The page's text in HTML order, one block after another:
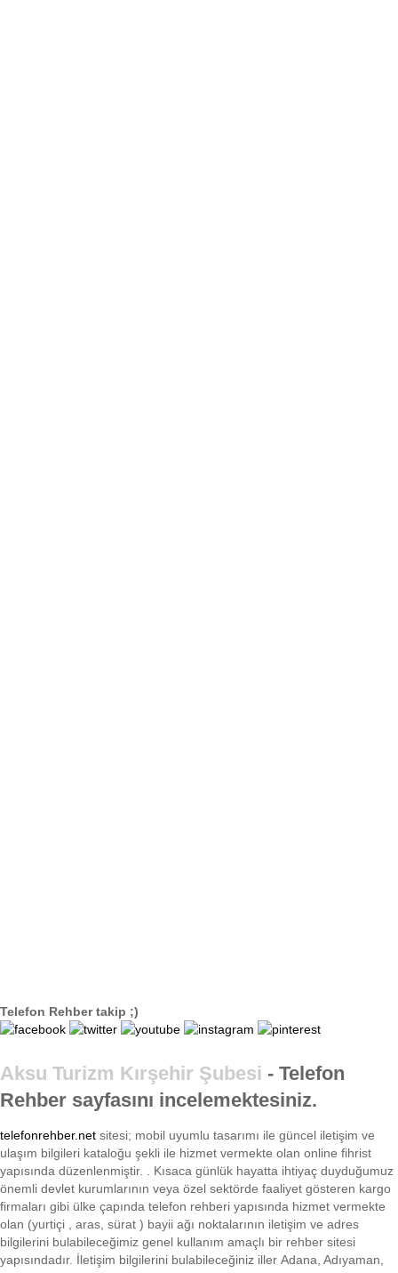
Telefon Rehber takip ;)
Aksu Turizm Kırşehir Şubesi - Telefon
Rehber sayfasını incelemektesiniz.
telefonrehber.net sitesi; mobil uyumlu tasarımı ile güncel iletişim ve
ulaşım bilgileri kataloğu şekli ile hizmet vermekte olan online fihrist
yapısında düzenlenmiştir. . Kısaca günlük hayatta ihtiyaç duyduğumuz
önemli devlet kurumlarının veya özel sektörde faaliyet gösteren kargo
firmaları gibi ülke çapında telefon rehberi yapısında hizmet vermekte
olan (yurtiçi , aras, sürat ) bayii ağı noktalarının iletişim ve adres
bilgilerini bulabileceğimiz genel kullanım amaçlı bir rehber sitesi
yapısındadır. İletişim bilgilerini bulabileceğiniz iller Adana, Adıyaman,